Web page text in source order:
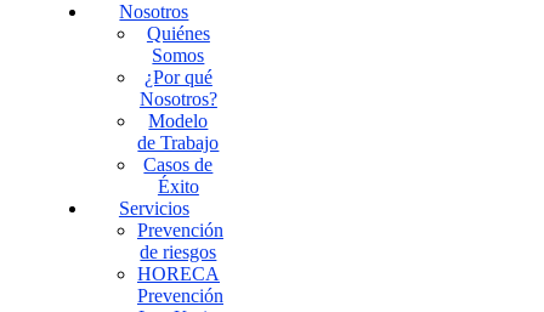
Nosotros
Quiénes
Somos
¿Por qué
Nosotros?
Modelo
de Trabajo
Casos de
Éxito
Servicios
Prevención
de riesgos
HORECA
Prevención